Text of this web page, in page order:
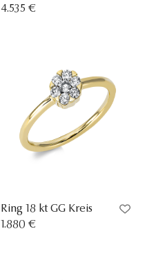
4.535 €
Ring 18 kt GG Kreis
1.880 €